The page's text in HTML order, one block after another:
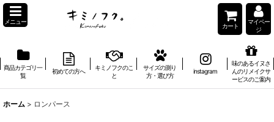
メニュー
カート
マイペー
ジ
商品カテゴリ一
覧
初めての方へ
キミノフクのこ
と
サイズの測り
方・選び方
instagram
味のあるイヌさ
んのリメイクサ
ービスのご案内
ホーム > ロンパース